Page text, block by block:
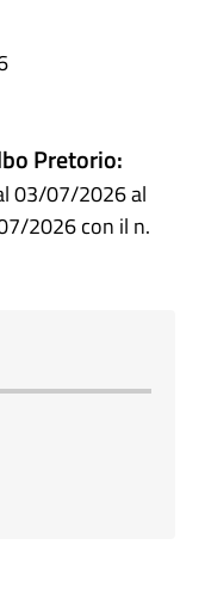
Pretorio:
03/07/2026 al
2026 con il n.